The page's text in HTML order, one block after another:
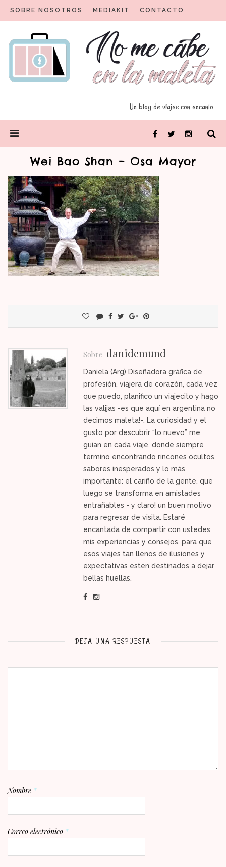
SOBRE NOSOTROS MEDIAKIT CONTACTO
Un blog de viajes con encanto
No me cabe en la maleta
Un blog para viajeros con encanto
MENU
FacebookTwitter Instagram
Wei Bao Shan – Osa Mayor
Sobre danidemund
Daniela (Arg) Diseñadora gráfica de
profesión, viajera de corazón, cada vez
que puedo, planifico un viajecito y hago
las valijas -es que aquí en argentina no
decimos maleta!-. La curiosidad y el
gusto por descubrir “lo nuevo” me
guian en cada viaje, donde siempre
termino encontrando rincones ocultos,
sabores inesperados y lo más
importante: el cariño de la gente, que
luego se transforma en amistades
entrañables - y claro! un buen motivo
para regresar de visita. Estaré
encantada de compartir con ustedes
mis experiencias y consejos, para que
esos viajes tan llenos de ilusiones y
expectativas esten destinados a dejar
bellas huellas.
DEJA UNA RESPUESTA
Nombre *
Correo electrónico *